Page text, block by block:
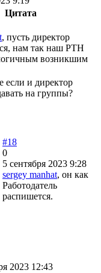
Цитата
, пусть директор
нам так наш РТН
возникшим
если и директор
на группы?
#18
0
5 сентября 2023 9:28
sergey manhat, он как
Работодатель
распишется.
2023 12:43